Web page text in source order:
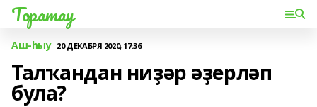
Торатау
Аш-һыу 20 ДЕКАБРЯ 2020, 17:36
Талҡандан ниҙәр әҙерләп
була?